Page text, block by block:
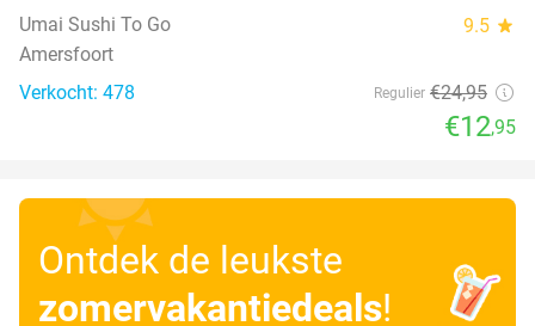
Umai Sushi To Go 9.5 star
Amersfoort
Verkocht: 478
Regulier €24,95
€12,95
Ontdek de leukste
zomervakantiedeals!